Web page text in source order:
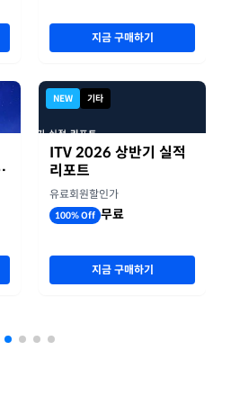
지금 구매하기
NEW 기타
ITV 2026 상반기 실적
리포트
유료회원할인가
100% Off 무료
지금 구매하기